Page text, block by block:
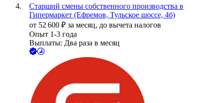
Старший смены собственного производства в
Гипермаркет (Ефремов, Тульское шоссе, 4б)
от 52 600 ₽ за месяц, до вычета налогов
Опыт 1-3 года
Выплаты: Два раза в месяц